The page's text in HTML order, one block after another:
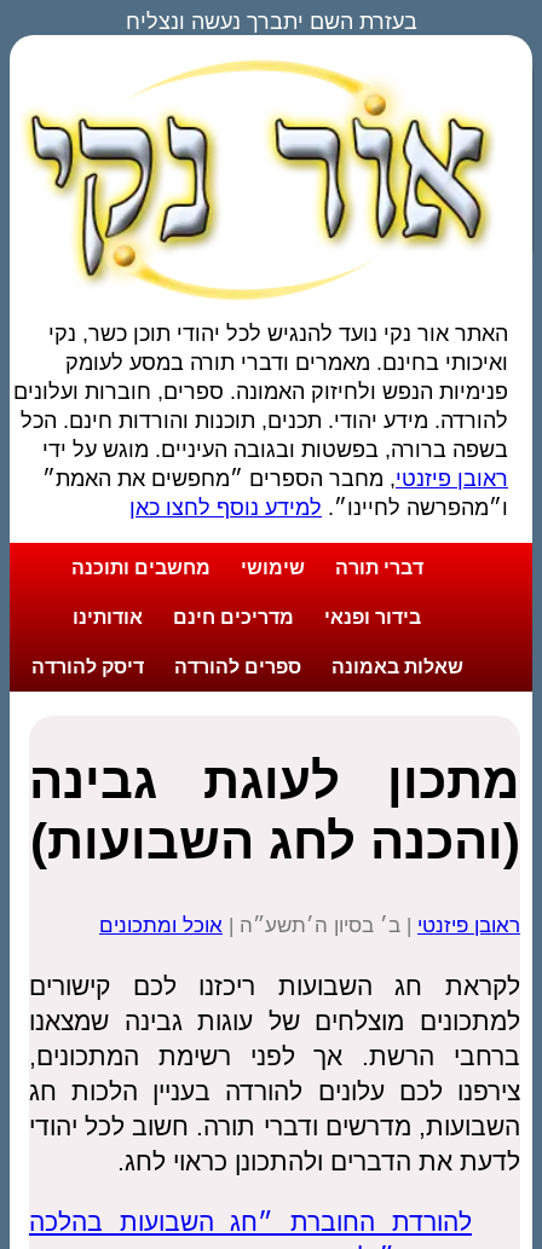
בעזרת השם יתברך נעשה ונצליח
האתר אור נקי נועד להנגיש לכל יהודי תוכן כשר, נקי
ואיכותי בחינם. מאמרים ודברי תורה במסע לעומק
פנימיות הנפש ולחיזוק האמונה. ספרים, חוברות ועלונים
להורדה. מידע יהודי. תכנים, תוכנות והורדות חינם. הכל
בשפה ברורה, בפשטות ובגובה העיניים. מוגש על ידי
ראובן פיזנטי, מחבר הספרים ״מחפשים את האמת״
ו״מהפרשה לחיינו״. למידע נוסף לחצו כאן
דברי תורה שימושי מחשבים ותוכנה
בידור ופנאי מדריכים חינם אודותינו
שאלות באמונה ספרים להורדה דיסק להורדה
מתכון לעוגת גבינה
(והכנה לחג השבועות)
ראובן פיזנטי | ב׳ בסיון ה׳תשע״ה | אוכל ומתכונים
לקראת חג השבועות ריכזנו לכם קישורים
למתכונים מוצלחים של עוגות גבינה שמצאנו
ברחבי הרשת. אך לפני רשימת המתכונים,
צירפנו לכם עלונים להורדה בעניין הלכות חג
השבועות, מדרשים ודברי תורה. חשוב לכל יהודי
לדעת את הדברים ולהתכונן כראוי לחג.
להורדת החוברת ״חג השבועות בהלכה